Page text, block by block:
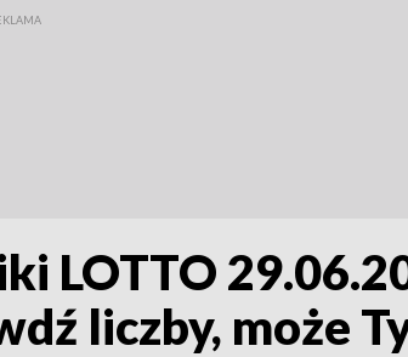
LOTTO
liczby, może